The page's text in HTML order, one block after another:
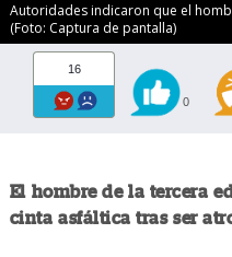
Autoridades indicaron que el
(Foto: Captura de pantalla)
16
0
El hombre de la tercera
cinta asfáltica tras ser